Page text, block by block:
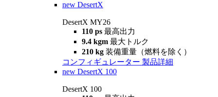
new DesertX
DesertX MY26
110 ps 最高出力
9.4 kgm 最大トルク
210 kg 装備重量（燃料を除く）
コンフィギュレーター 製品詳細
new DesertX 100
DesertX 100